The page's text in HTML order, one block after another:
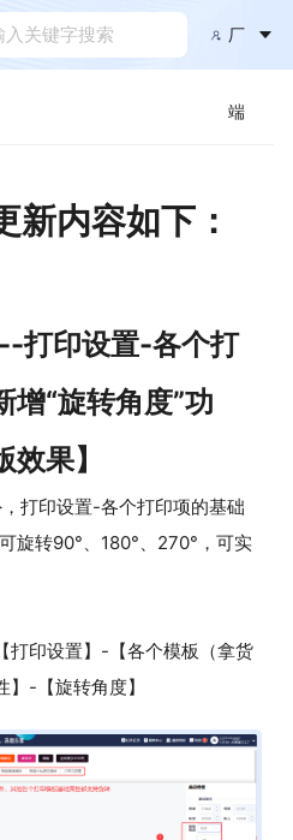
厂
端
内容如下：
打印设置-各个打
增“旋转角度”功
果】
打印设置-各个打印项的基础
旋转90°、180°、270°，可实
打印设置】-【各个模板（拿货
-【旋转角度】